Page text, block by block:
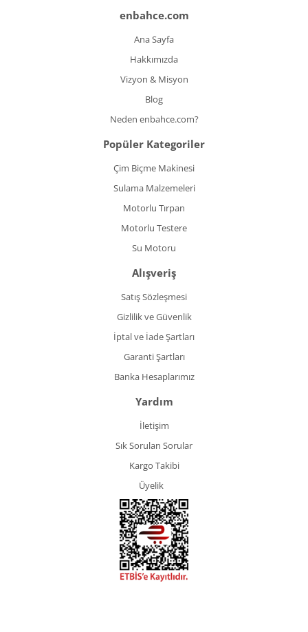
enbahce.com
Ana Sayfa
Hakkımızda
Vizyon & Misyon
Blog
Neden enbahce.com?
Popüler Kategoriler
Çim Biçme Makinesi
Sulama Malzemeleri
Motorlu Tırpan
Motorlu Testere
Su Motoru
Alışveriş
Satış Sözleşmesi
Gizlilik ve Güvenlik
İptal ve İade Şartları
Garanti Şartları
Banka Hesaplarımız
Yardım
İletişim
Sık Sorulan Sorular
Kargo Takibi
Üyelik